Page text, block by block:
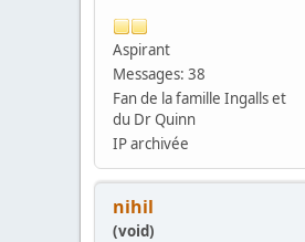
Aspirant
Messages: 38
Fan de la famille Ingalls et
du Dr Quinn
IP archivée
nihil
(void)